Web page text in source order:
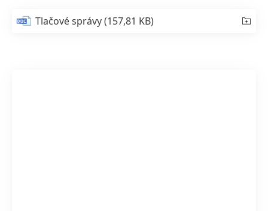
Tlačové správy(157,81 KB)